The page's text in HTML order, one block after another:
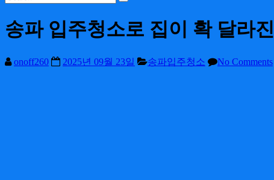
365
송파 입주청소로 집이 확 달라진
onoff260 2025년 09월 23일 송파입주청소 No Comments